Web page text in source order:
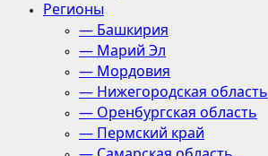
Регионы
— Башкирия
— Марий Эл
— Мордовия
— Нижегородская область
— Оренбургская область
— Пермский край